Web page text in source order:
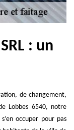
: un
de changement,
Lobbes 6540, notre
occuper pour pas